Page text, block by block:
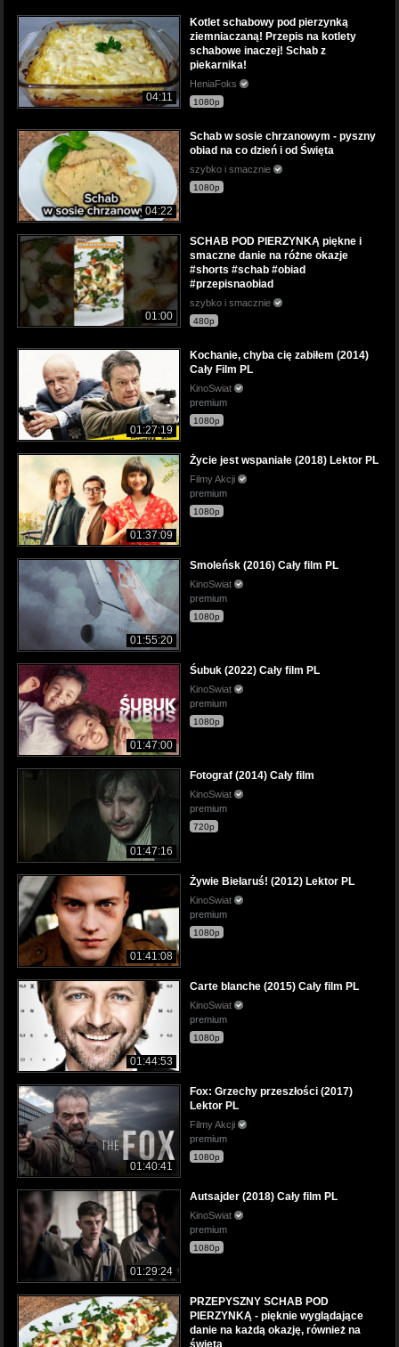
04:11
Kotlet schabowy pod pierzynką
ziemniaczaną! Przepis na kotlety
schabowe inaczej! Schab z
piekarnika!
HeniaFoks
1080p
04:22
Schab w sosie chrzanowym - pyszny
obiad na co dzień i od Święta
szybko i smacznie
1080p
01:00
SCHAB POD PIERZYNKĄ piękne i
smaczne danie na różne okazje
#shorts #schab #obiad
#przepisnaobiad
szybko i smacznie
480p
01:27:19
Kochanie, chyba cię zabiłem (2014)
Cały Film PL
KinoSwiat
premium
1080p
01:37:09
Życie jest wspaniałe (2018) Lektor PL
Filmy Akcji
premium
1080p
01:55:20
Smoleńsk (2016) Cały film PL
KinoSwiat
premium
1080p
01:47:00
Śubuk (2022) Cały film PL
KinoSwiat
premium
1080p
01:47:16
Fotograf (2014) Cały film
KinoSwiat
premium
720p
01:41:08
Żywie Biełaruś! (2012) Lektor PL
KinoSwiat
premium
1080p
01:44:53
Carte blanche (2015) Cały film PL
KinoSwiat
premium
1080p
01:40:41
Fox: Grzechy przeszłości (2017)
Lektor PL
Filmy Akcji
premium
1080p
01:29:24
Autsajder (2018) Cały film PL
KinoSwiat
premium
1080p
PRZEPYSZNY SCHAB POD
PIERZYNKĄ - pięknie wyglądające
danie na każdą okazję, również na
święta